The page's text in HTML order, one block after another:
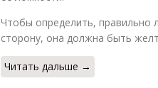
Чтобы определить, правильно
сторону, она должна быть
Читать дальше →